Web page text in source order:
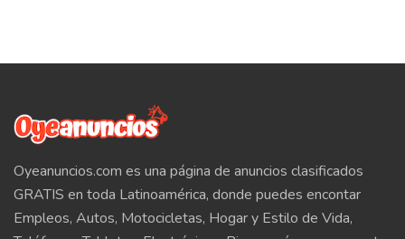
Oyeanuncios.com es una página de anuncios clasificados
GRATIS en toda Latinoamérica, donde puedes encontar
Empleos, Autos, Motocicletas, Hogar y Estilo de Vida,